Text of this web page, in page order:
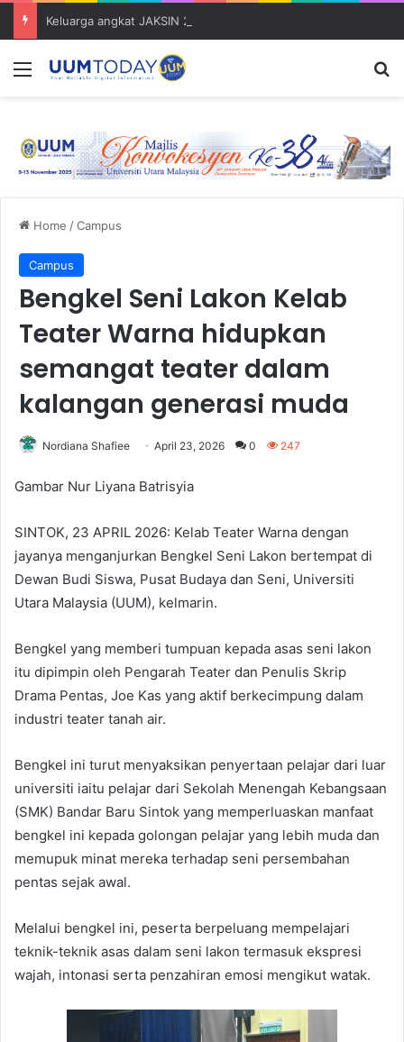
Menu
Home /Campus
Campus
Bengkel Seni Lakon Kelab
Teater Warna hidupkan
semangat teater dalam
kalangan generasi muda
Nordiana Shafiee April 23, 2026 0 247
Gambar Nur Liyana Batrisyia
SINTOK, 23 APRIL 2026: Kelab Teater Warna dengan
jayanya menganjurkan Bengkel Seni Lakon bertempat di
Dewan Budi Siswa, Pusat Budaya dan Seni, Universiti
Utara Malaysia (UUM), kelmarin.
Bengkel yang memberi tumpuan kepada asas seni lakon
itu dipimpin oleh Pengarah Teater dan Penulis Skrip
Drama Pentas, Joe Kas yang aktif berkecimpung dalam
industri teater tanah air.
Bengkel ini turut menyaksikan penyertaan pelajar dari luar
universiti iaitu pelajar dari Sekolah Menengah Kebangsaan
(SMK) Bandar Baru Sintok yang memperluaskan manfaat
bengkel ini kepada golongan pelajar yang lebih muda dan
memupuk minat mereka terhadap seni persembahan
pentas sejak awal.
Melalui bengkel ini, peserta berpeluang mempelajari
teknik-teknik asas dalam seni lakon termasuk ekspresi
wajah, intonasi serta penzahiran emosi mengikut watak.